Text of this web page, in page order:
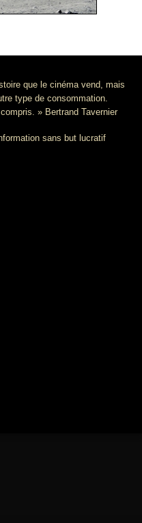
que le cinéma vend, mais
type de consommation.
» Bertrand Tavernier
sans but lucratif